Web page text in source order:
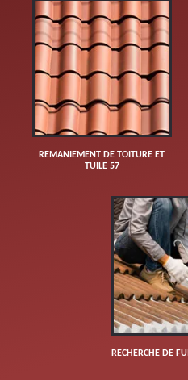
REMANIEMENT DE TOITURE ET
TUILE 57
RECHERCHE DE